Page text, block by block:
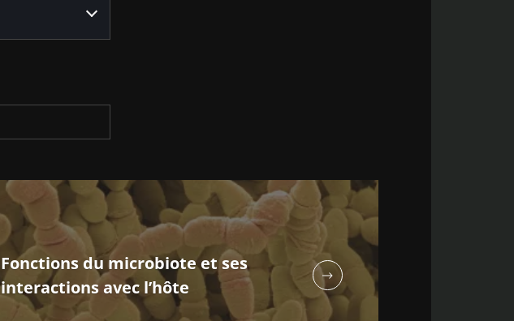
Fonctions du microbiote et ses
interactions avec l’hôte